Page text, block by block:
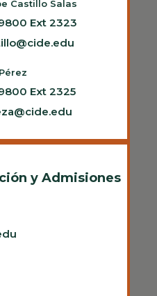
Castillo Salas
Ext 2323
Ext 2325
y Admisiones